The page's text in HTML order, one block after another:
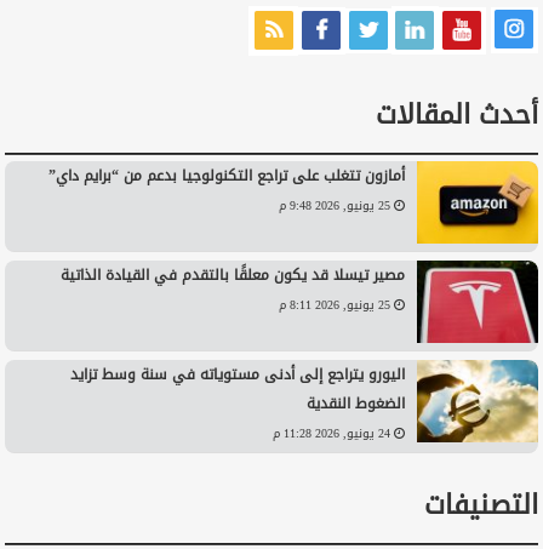
أحدث المقالات
أمازون تتغلب على تراجع التكنولوجيا بدعم من “برايم داي”
25 يونيو, 2026 9:48 م
مصير تيسلا قد يكون معلقًا بالتقدم في القيادة الذاتية
25 يونيو, 2026 8:11 م
اليورو يتراجع إلى أدنى مستوياته في سنة وسط تزايد
الضغوط النقدية
24 يونيو, 2026 11:28 م
التصنيفات